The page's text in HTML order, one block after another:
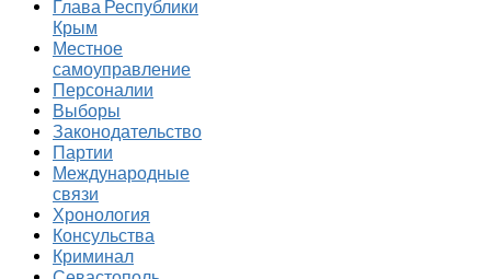
Глава Республики
Крым
Местное
самоуправление
Персоналии
Выборы
Законодательство
Партии
Международные
связи
Хронология
Консульства
Криминал